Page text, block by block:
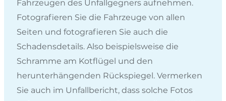
Fahrzeugen des Unfallgegners aufnehmen.
Fotografieren Sie die Fahrzeuge von allen
Seiten und fotografieren Sie auch die
Schadensdetails. Also beispielsweise die
Schramme am Kotflügel und den
herunterhängenden Rückspiegel. Vermerken
Sie auch im Unfallbericht, dass solche Fotos